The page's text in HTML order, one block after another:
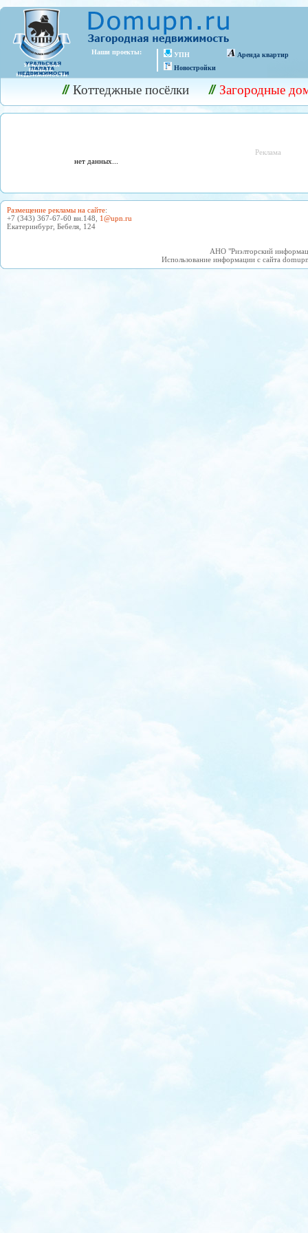
Наши проекты:
УПН
Новостройки
Аренда квартир
Коттеджные посёлки Загородные
Реклама
нет данных...
Размещение рекламы на сайте:
+7 (343) 367-67-60 вн.148, 1@upn.ru
Екатеринбург, Бебеля, 124
АНО "Риэлторский
Использование информации с сайта